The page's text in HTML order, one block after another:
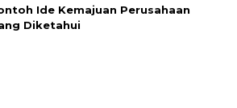
Ide Kemajuan Perusahaan
Diketahui